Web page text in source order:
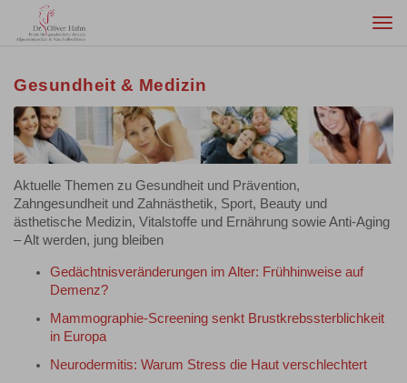
Gesundheit & Medizin
Aktuelle Themen zu Gesundheit und Prävention,
Zahngesundheit und Zahnästhetik, Sport, Beauty und
ästhetische Medizin, Vitalstoffe und Ernährung sowie Anti-Aging
– Alt werden, jung bleiben
Gedächtnisveränderungen im Alter: Frühhinweise auf
Demenz?
Mammographie-Screening senkt Brustkrebssterblichkeit
in Europa
Neurodermitis: Warum Stress die Haut verschlechtert